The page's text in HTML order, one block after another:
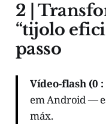
2 |
“tijolo
passo
Vídeo-flash (0 :
em Android —
máx.